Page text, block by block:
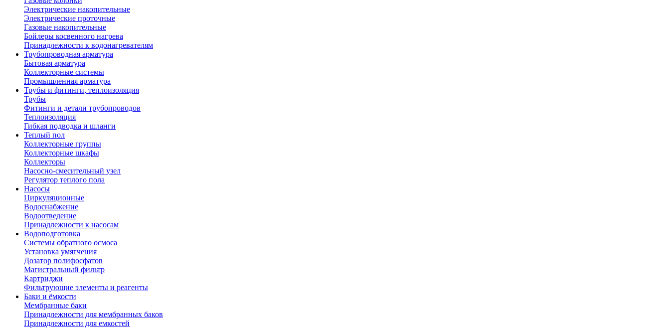
Электрические накопительные
Электрические проточные
Газовые накопительные
Бойлеры косвенного нагрева
Принадлежности к водонагревателям
Трубопроводная арматура
Бытовая арматура
Коллекторные системы
Промышленная арматура
Трубы и фитинги, теплоизоляция
Трубы
Фитинги и детали трубопроводов
Теплоизоляция
Гибкая подводка и шланги
Теплый пол
Коллекторные группы
Коллекторные шкафы
Коллекторы
Насосно-смесительный узел
Регулятор теплого пола
Насосы
Циркуляционные
Водоснабжение
Водоотведение
Принадлежности к насосам
Водоподготовка
Системы обратного осмоса
Установка умягчения
Дозатор полифосфатов
Магистральный фильтр
Картриджи
Фильтрующие элементы и реагенты
Баки и ёмкости
Мембранные баки
Принадлежности для мембранных баков
Принадлежности для емкостей